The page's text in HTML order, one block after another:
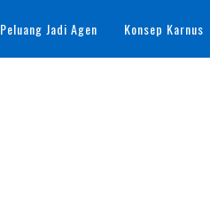
Peluang Jadi Agen Konsep Karnus